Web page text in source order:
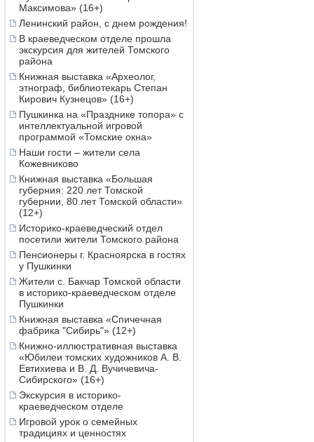
Максимова» (16+)
Ленинский район, с днем рождения!
В краеведческом отделе прошла
экскурсия для жителей Томского
района
Книжная выставка «Археолог,
этнограф, библиотекарь Степан
Кирович Кузнецов» (16+)
Пушкинка на «Празднике топора» с
интеллектуальной игровой
программой «Томские окна»
Наши гости – жители села
Кожевниково
Книжная выставка «Большая
губерния: 220 лет Томской
губернии, 80 лет Томской области»
(12+)
Историко-краеведческий отдел
посетили жители Томского района
Пенсионеры г. Красноярска в гостях
у Пушкинки
Жители с. Бакчар Томской области
в историко-краеведческом отделе
Пушкинки
Книжная выставка «Спичечная
фабрика "Сибирь"» (12+)
Книжно-иллюстративная выставка
«Юбилеи томских художников А. В.
Евтихиева и В. Д. Вучичевича-
Сибирского» (16+)
Экскурсия в историко-
краеведческом отделе
Игровой урок о семейных
традициях и ценностях